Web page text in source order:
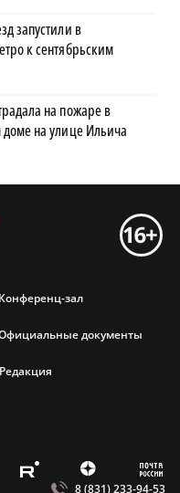
запустили в
к сентябрьским
на пожаре в
на улице Ильича
Конференц-зал
документы
Редакция
E Z m
8 (831) 233-94-53